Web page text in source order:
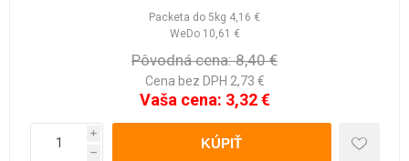
Packeta do 5kg 4,16 €
WeDo 10,61 €
Pôvodná cena: 8,40 €
Cena bez DPH 2,73 €
Vaša cena: 3,32 €
i
h